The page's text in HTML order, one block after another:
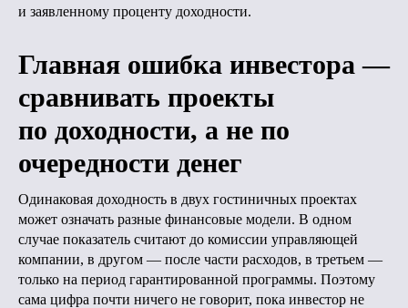
и заявленному проценту доходности.
Главная ошибка инвестора —
сравнивать проекты
по доходности, а не по
очередности денег
Одинаковая доходность в двух гостиничных проектах
может означать разные финансовые модели. В одном
случае показатель считают до комиссии управляющей
компании, в другом — после части расходов, в третьем —
только на период гарантированной программы. Поэтому
сама цифра почти ничего не говорит, пока инвестор не